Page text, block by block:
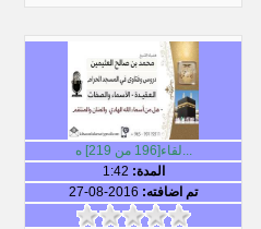
لقاء[196 من 219] ه...
المدة:
تم اضافته: